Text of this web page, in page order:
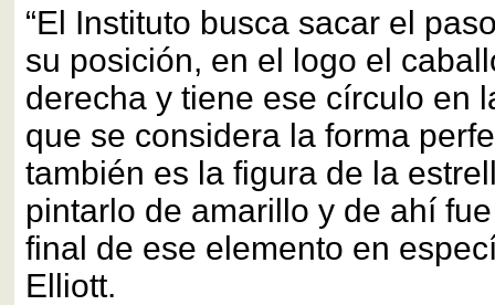
“El Instituto busca sacar el
su posición, en el logo el
derecha y tiene ese círculo en
que se considera la forma
también es la figura de la
pintarlo de amarillo y de ahí
final de ese elemento en
Elliott.